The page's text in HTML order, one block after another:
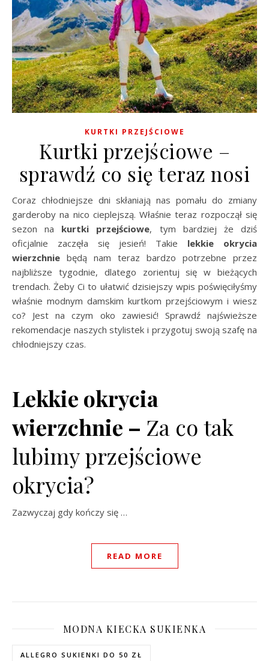
KURTKI PRZEJŚCIOWE
Kurtki przejściowe –
sprawdź co się teraz nosi
Coraz chłodniejsze dni skłaniają nas pomału do zmiany
garderoby na nico cieplejszą. Właśnie teraz rozpoczął się
sezon na kurtki przejściowe, tym bardziej że dziś
oficjalnie zaczęła się jesień! Takie lekkie okrycia
wierzchnie będą nam teraz bardzo potrzebne przez
najbliższe tygodnie, dlatego zorientuj się w bieżących
trendach. Żeby Ci to ułatwić dzisiejszy wpis poświęciłyśmy
właśnie modnym damskim kurtkom przejściowym i wiesz
co? Jest na czym oko zawiesić! Sprawdź najświeższe
rekomendacje naszych stylistek i przygotuj swoją szafę na
chłodniejszy czas.
Lekkie okrycia
wierzchnie – Za co tak
lubimy przejściowe
okrycia?
Zazwyczaj gdy kończy się …
READ MORE
MODNA KIECKA SUKIENKA
ALLEGRO SUKIENKI DO 50 ZŁ